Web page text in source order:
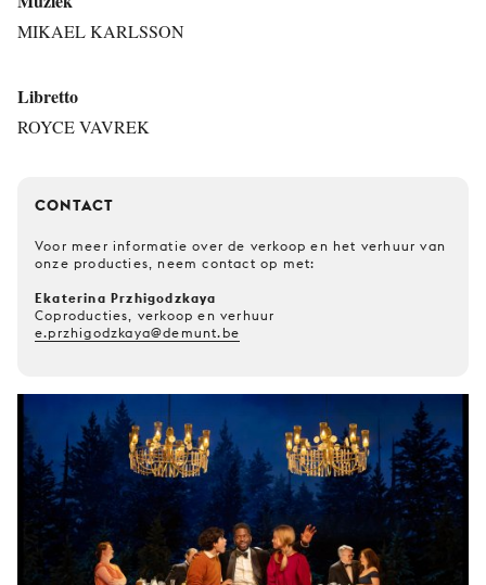
MIKAEL KARLSSON
Libretto
ROYCE VAVREK
CONTACT
Voor meer informatie over de verkoop en het verhuur van
onze producties, neem contact op met:
Ekaterina Przhigodzkaya
Coproducties, verkoop en verhuur
e.przhigodzkaya@demunt.be